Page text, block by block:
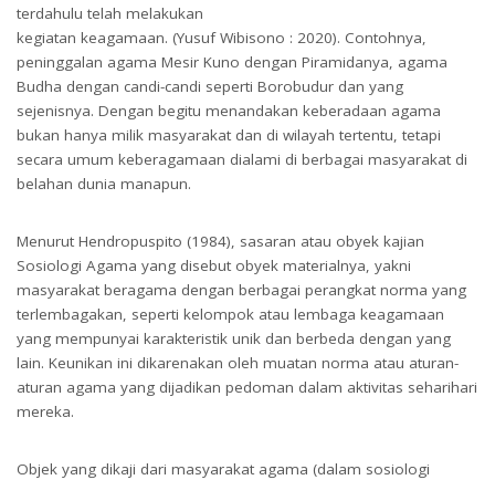
terdahulu telah melakukan
kegiatan keagamaan. (Yusuf Wibisono : 2020). Contohnya,
peninggalan agama Mesir Kuno dengan Piramidanya, agama
Budha dengan candi-candi seperti Borobudur dan yang
sejenisnya. Dengan begitu menandakan keberadaan agama
bukan hanya milik masyarakat dan di wilayah tertentu, tetapi
secara umum keberagamaan dialami di berbagai masyarakat di
belahan dunia manapun.
Menurut Hendropuspito (1984), sasaran atau obyek kajian
Sosiologi Agama yang disebut obyek materialnya, yakni
masyarakat beragama dengan berbagai perangkat norma yang
terlembagakan, seperti kelompok atau lembaga keagamaan
yang mempunyai karakteristik unik dan berbeda dengan yang
lain. Keunikan ini dikarenakan oleh muatan norma atau aturan-
aturan agama yang dijadikan pedoman dalam aktivitas seharihari
mereka.
Objek yang dikaji dari masyarakat agama (dalam sosiologi